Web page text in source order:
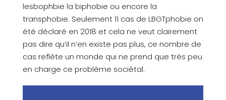
lesbophbie la biphobie ou encore la
transphobie. Seulement 11 cas de LBGTphobie on
été déclaré en 2018 et cela ne veut clairement
pas dire qu’il n’en existe pas plus, ce nombre de
cas reflète un monde qui ne prend que très peu
en charge ce problème sociétal.